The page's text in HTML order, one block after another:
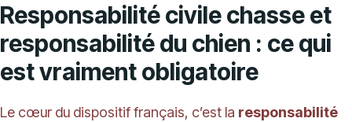
Responsabilité civile chasse et
responsabilité du chien : ce qui
est vraiment obligatoire
Le cœur du dispositif français, c’est la responsabilité